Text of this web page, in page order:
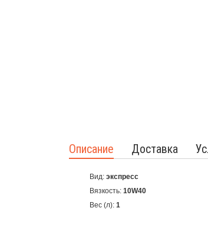
Описание Доставка
Вид: экспресс
Вязкость: 10W40
Вес (л): 1